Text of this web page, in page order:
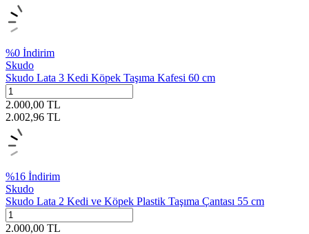
%0 İndirim
Skudo
Skudo Lata 3 Kedi Köpek Taşıma Kafesi 60 cm
2.000,00 TL
2.002,96 TL
%16 İndirim
Skudo
Skudo Lata 2 Kedi ve Köpek Plastik Taşıma Çantası 55 cm
2.000,00 TL